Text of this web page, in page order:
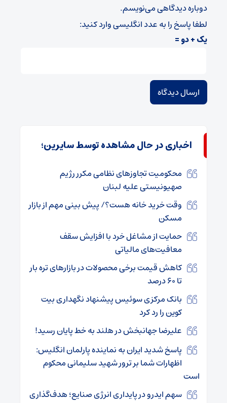
دوباره دیدگاهی می‌نویسم.
لطفا پاسخ را به عدد انگلیسی وارد کنید:
یک + دو =
اخباری در حال مشاهده توسط سایرین؛
محکومیت تجاوزهای نظامی مکرر رژیم
صهیونیستی علیه لبنان
وقت خرید خانه هست؟/ پیش بینی مهم از بازار
مسکن
حمایت از مشاغل خرد با افزایش سقف
معافیت‌های مالیاتی
کاهش قیمت برخی محصولات در بازارهای تره بار
تا ۶۰ درصد
بانک مرکزی سوئیس پیشنهاد نگهداری بیت
کوین را رد کرد
علیرضا جهانبخش در هلند به خط پایان رسید!
پاسخ شدید ایران به نماینده پارلمان انگلیس:
اظهارات شما بر ترور شهید سلیمانی محکوم
است
سهم ایدرو در پایداری انرژی صنایع؛ هدف‌گذاری